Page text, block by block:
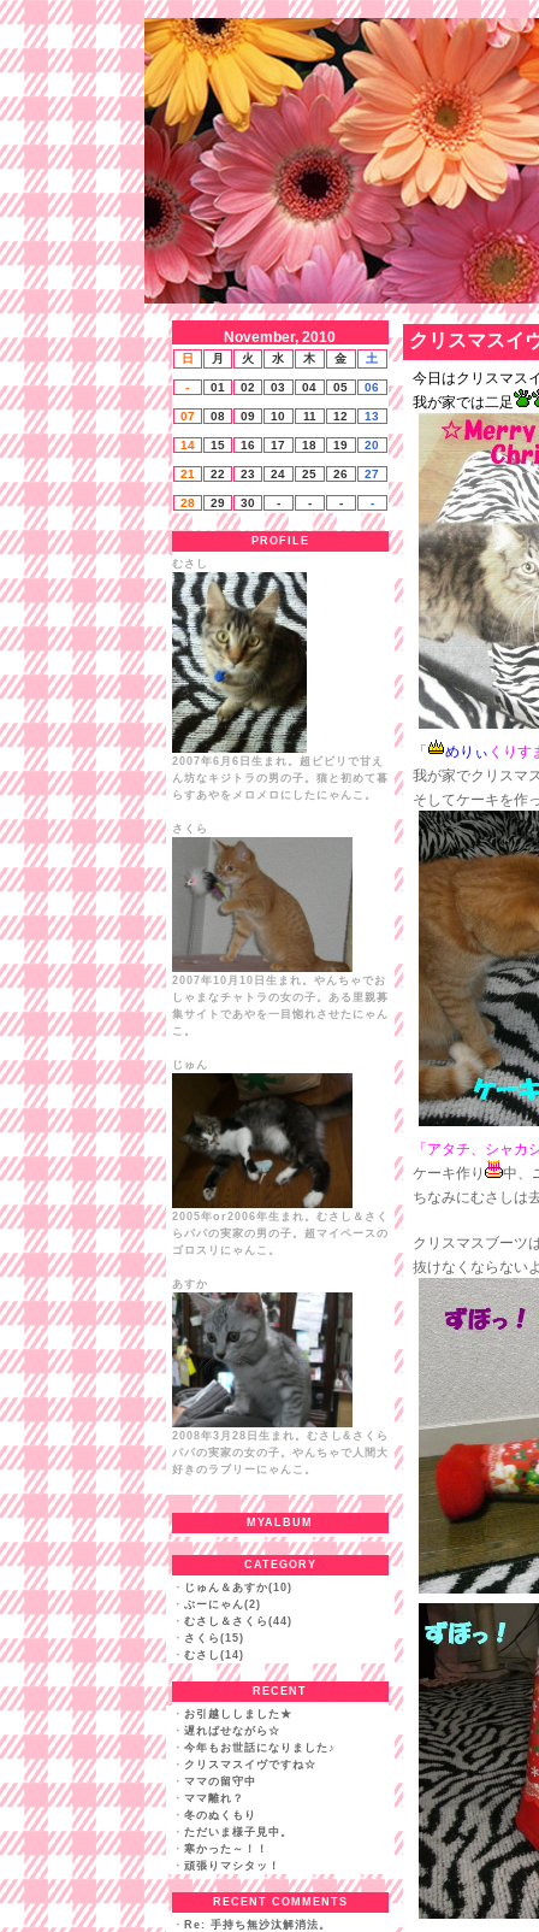
November, 2010
日 月 火 水 木 金 土
- 01 02 03 04 05 06
07 08 09 10 11 12 13
14 15 16 17 18 19 20
21 22 23 24 25 26 27
28 29 30 - - - -
PROFILE
むさし
2007年6月6日生まれ。超ビビリで甘え
ん坊なキジトラの男の子。猫と初めて暮
らすあやをメロメロにしたにゃんこ。
さくら
2007年10月10日生まれ。やんちゃでお
しゃまなチャトラの女の子。ある里親募
集サイトであやを一目惚れさせたにゃん
こ。
じゅん
2005年or2006年生まれ。むさし＆さく
らパパの実家の男の子。超マイペースの
ゴロスリにゃんこ。
あすか
2008年3月28日生まれ。むさし&さくら
パパの実家の女の子。やんちゃで人間大
好きのラブリーにゃんこ。
MYALBUM
CATEGORY
・ じゅん＆あすか(10)
・ ぶーにゃん(2)
・ むさし＆さくら(44)
・ さくら(15)
・ むさし(14)
RECENT
・ お引越ししました★
・ 遅ればせながら☆
・ 今年もお世話になりました♪
・ クリスマスイヴですね☆
・ ママの留守中
・ ママ離れ？
・ 冬のぬくもり
・ ただいま様子見中。
・ 寒かった～！！
・ 頑張りマシタッ！
RECENT COMMENTS
・ Re: 手持ち無沙汰解消法。
クリスマスイ
今日はクリスマス
我が家では二足
「 めりぃ くりす
我が家でクリスマ
そしてケーキを作
「アタチ、シャカ
ケーキ作り
中、
ちなみにむさしは
クリスマスブーツ
抜けなくならない